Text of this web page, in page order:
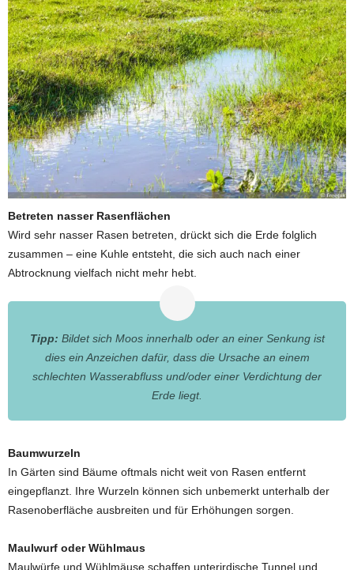
Betreten nasser Rasenflächen
Wird sehr nasser Rasen betreten, drückt sich die Erde folglich
zusammen – eine Kuhle entsteht, die sich auch nach einer
Abtrocknung vielfach nicht mehr hebt.
Tipp: Bildet sich Moos innerhalb oder an einer Senkung ist
dies ein Anzeichen dafür, dass die Ursache an einem
schlechten Wasserabfluss und/oder einer Verdichtung der
Erde liegt.
Baumwurzeln
In Gärten sind Bäume oftmals nicht weit von Rasen entfernt
eingepflanzt. Ihre Wurzeln können sich unbemerkt unterhalb der
Rasenoberfläche ausbreiten und für Erhöhungen sorgen.
Maulwurf oder Wühlmaus
Maulwürfe und Wühlmäuse schaffen unterirdische Tunnel und